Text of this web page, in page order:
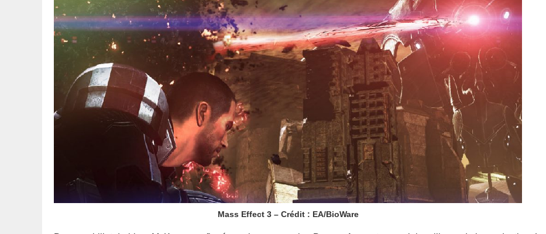
Mass Effect 3 – Crédit : EA/BioWare